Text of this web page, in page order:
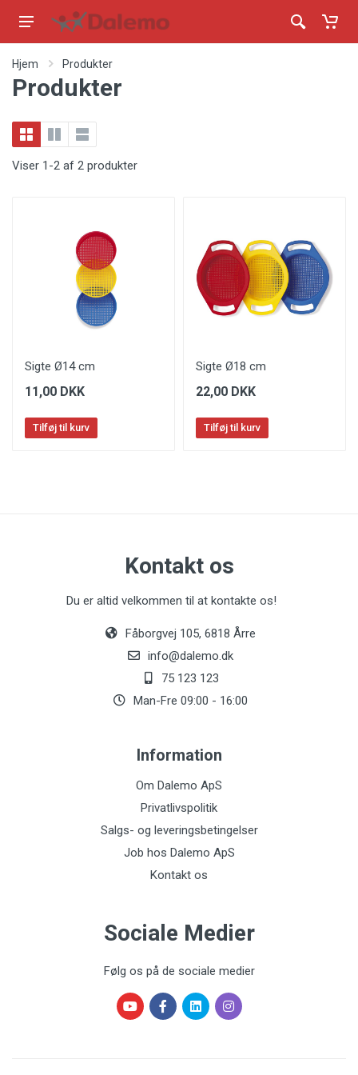
Hjem Produkter
Produkter
Viser 1-2 af 2 produkter
Sigte Ø14 cm
11,00 DKK
Tilføj til kurv
Sigte Ø18 cm
22,00 DKK
Tilføj til kurv
Kontakt os
Du er altid velkommen til at kontakte os!
Fåborgvej 105, 6818 Årre
info@dalemo.dk
75 123 123
Man-Fre 09:00 - 16:00
Information
Om Dalemo ApS
Privatlivspolitik
Salgs- og leveringsbetingelser
Job hos Dalemo ApS
Kontakt os
Sociale Medier
Følg os på de sociale medier